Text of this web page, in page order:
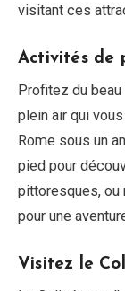
visitant ces
Activités de
Profitez du
plein air qui
Rome sous un
pied pour
pittoresques, ou
pour une
Visitez le